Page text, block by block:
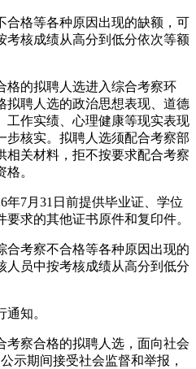
格等各种原因出现的缺额，可
考核成绩从高分到低分依次等额
的拟聘人选进入综合考察环
拟聘人选的政治思想表现、道德
工作实绩、心理健康等现实表现
步核实。拟聘人选须配合考察部
相关材料，拒不按要求配合考察
。
7月31日前提供毕业证、学位
求的其他证书原件和复印件。
考察不合格等各种原因出现的
人员中按考核成绩从高分到低分
知。
察合格的拟聘人选，面向社会
示期间接受社会监督和举报，